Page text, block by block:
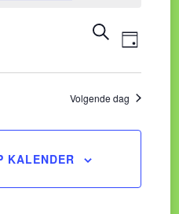
ZOEKEN
DAG
Volgende dag
KALENDER